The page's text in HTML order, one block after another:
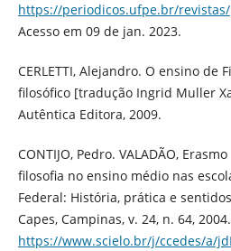
https://periodicos.ufpe.br/
Acesso em 09 de jan. 2023.
CERLETTI, Alejandro. O ensino de
filosófico [tradução Ingrid Muller
Autêntica Editora, 2009.
CONTIJO, Pedro. VALADÃO,
filosofia no ensino médio nas
Federal: História, prática e
Capes, Campinas, v. 24, n. 64,
https://www.scielo.br/j/ccedes/a/